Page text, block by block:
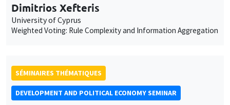
Dimitrios Xefteris
University of Cyprus
Weighted Voting: Rule Complexity and Information Aggregation
SÉMINAIRES THÉMATIQUES
DEVELOPMENT AND POLITICAL ECONOMY SEMINAR